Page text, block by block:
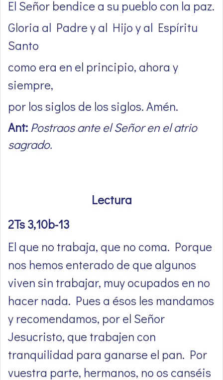
El Señor bendice a su pueblo con la paz.
Gloria al Padre y al Hijo y al Espíritu
Santo
como era en el principio, ahora y
siempre,
por los siglos de los siglos. Amén.
Ant: Postraos ante el Señor en el atrio
sagrado.
Lectura
2Ts 3,10b-13
El que no trabaja, que no coma. Porque
nos hemos enterado de que algunos
viven sin trabajar, muy ocupados en no
hacer nada. Pues a ésos les mandamos
y recomendamos, por el Señor
Jesucristo, que trabajen con
tranquilidad para ganarse el pan. Por
vuestra parte, hermanos, no os canséis